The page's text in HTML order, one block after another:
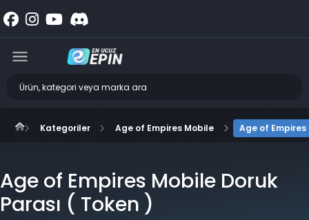
Kategoriler Age of Empires Mobile Age of Empires
Age of Empires Mobile Doruk
Parası ( Token )